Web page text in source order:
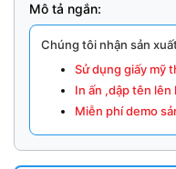
Mô tả ngắn:
Chúng tôi nhận sản
Sử dụng giấy mỹ
In ấn ,dập tên
Miễn phí demo